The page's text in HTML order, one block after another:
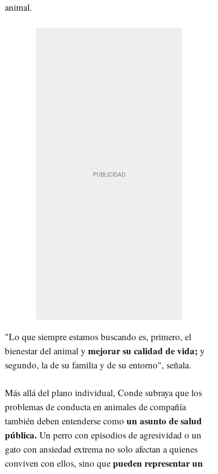
animal.
"Lo que siempre estamos buscando es, primero, el
bienestar del animal y mejorar su calidad de vida; y
segundo, la de su familia y de su entorno", señala.
Más allá del plano individual, Conde subraya que los
problemas de conducta en animales de compañía
también deben entenderse como un asunto de salud
pública. Un perro con episodios de agresividad o un
gato con ansiedad extrema no solo afectan a quienes
conviven con ellos, sino que pueden representar un